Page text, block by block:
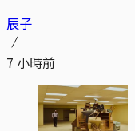
辰子
7 小時前